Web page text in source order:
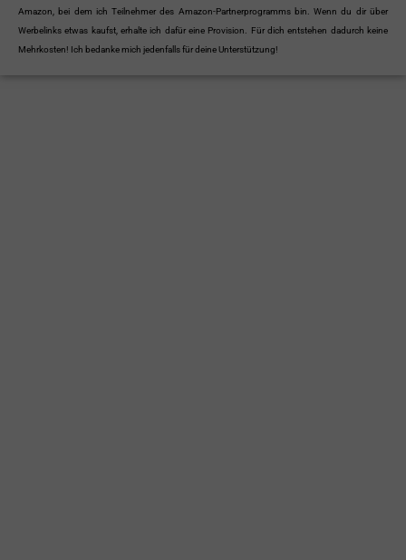
Amazon, bei dem ich Teilnehmer des Amazon-Partnerprogramms bin. Wenn du dir über
Werbelinks etwas kaufst, erhalte ich dafür eine Provision. Für dich entstehen dadurch keine
Mehrkosten! Ich bedanke mich jedenfalls für deine Unterstützung!